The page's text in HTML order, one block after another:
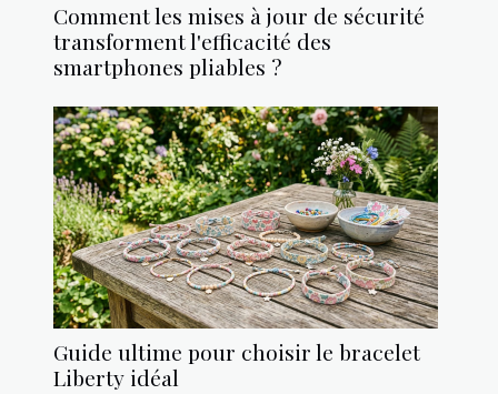
Comment les mises à jour de sécurité
transforment l'efficacité des
smartphones pliables ?
Guide ultime pour choisir le bracelet
Liberty idéal